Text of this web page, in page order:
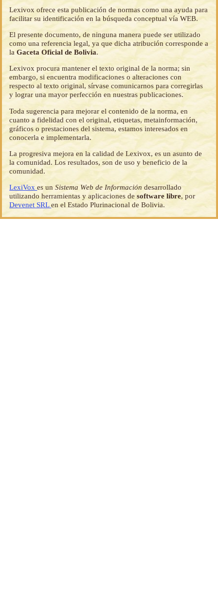
Lexivox ofrece esta publicación de normas como una ayuda para
facilitar su identificación en la búsqueda conceptual vía WEB.
El presente documento, de ninguna manera puede ser utilizado
como una referencia legal, ya que dicha atribución corresponde a
laGaceta Oficial de Bolivia.
Lexivox procura mantener el texto original de la norma; sin
embargo, si encuentra modificaciones o alteraciones con
respecto al texto original, sírvase comunicarnos para corregirlas
y lograr una mayor perfección en nuestras publicaciones.
Toda sugerencia para mejorar el contenido de la norma, en
cuanto a fidelidad con el original, etiquetas, metainformación,
gráficos o prestaciones del sistema, estamos interesados en
conocerla e implementarla.
La progresiva mejora en la calidad de Lexivox, es un asunto de
la comunidad. Los resultados, son de uso y beneficio de la
comunidad.
LexiVoxes unSistema Web de Información desarrollado
utilizando herramientas y aplicaciones desoftware libre, por
Devenet SRLen el Estado Plurinacional de Bolivia.